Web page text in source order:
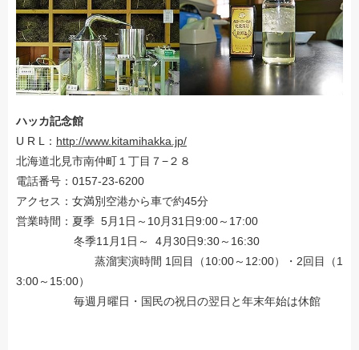
ハッカ記念館
U R L： http://www.kitamihakka.jp/
北海道北見市南仲町１丁目７−２８
電話番号：0157-23-6200
アクセス：女満別空港から車で約45分
営業時間：夏季 5月1日～10月31日9:00～17:00
冬季11月1日～ 4月30日9:30～16:30
蒸溜実演時間 1回目（10:00～12:00）・2回目（1
3:00～15:00）
毎週月曜日・国民の祝日の翌日と年末年始は休館